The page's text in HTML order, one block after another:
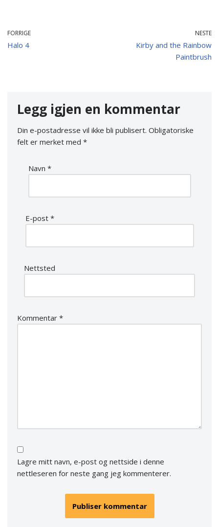
FORRIGE
Halo 4
NESTE
Kirby and the Rainbow
Paintbrush
Legg igjen en kommentar
Din e-postadresse vil ikke bli publisert. Obligatoriske
felt er merket med *
Navn *
E-post *
Nettsted
Kommentar *
Lagre mitt navn, e-post og nettside i denne
nettleseren for neste gang jeg kommenterer.